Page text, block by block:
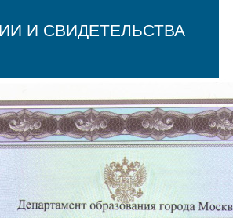
И СВИДЕТЕЛЬСТВА